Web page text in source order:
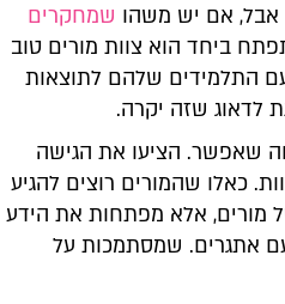
אבל, אם יש משהו שמחקרים
ביחד הוא צוות מורים טוב
התלמידים שלהם לתוצאות
לדאוג שזה יקרה.
שאפשר. הציעו את הגישה
כאלו שהמורים רוצים להגיע
מורים, אלא מפתחות את הידע
אתגרים. שמסתמכות על